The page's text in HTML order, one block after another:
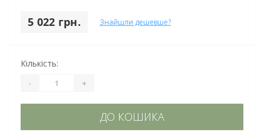
5 022 грн. Знайшли дешевше?
Кількість:
- +
ДО КОШИКА